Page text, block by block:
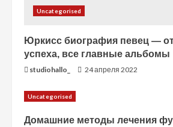
Uncategorised
Юркисс биография певец —
успеха, все главные альбомы
studiohallo_ 24 апреля 2022
Uncategorised
Домашние методы лечения